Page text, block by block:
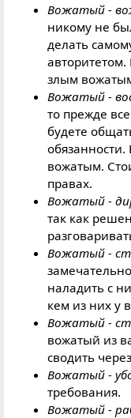
Вожатый -
никому не
делать
злым
Вожатый -
то прежде
будете
вожатым.
правах.
Вожатый -
так как
Вожатый -
наладить с
кем из них у
Вожатый -
вожатый из
сводить
Вожатый -
требования.
Вожатый -